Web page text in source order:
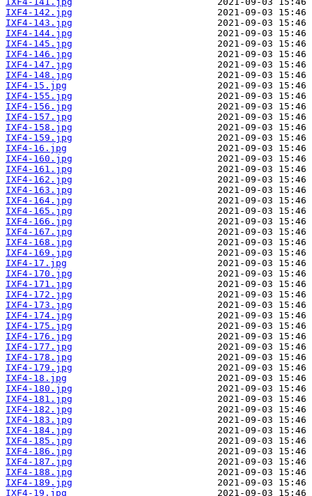
IXF4-142.jpg
IXF4-143.jpg
IXF4-144.jpg
IXF4-145.jpg
IXF4-146.jpg
IXF4-147.jpg
IXF4-148.jpg
IXF4-15.jpg
IXF4-155.jpg
IXF4-156.jpg
IXF4-157.jpg
IXF4-158.jpg
IXF4-159.jpg
IXF4-16.jpg
IXF4-160.jpg
IXF4-161.jpg
IXF4-162.jpg
IXF4-163.jpg
IXF4-164.jpg
IXF4-165.jpg
IXF4-166.jpg
IXF4-167.jpg
IXF4-168.jpg
IXF4-169.jpg
IXF4-17.jpg
IXF4-170.jpg
IXF4-171.jpg
IXF4-172.jpg
IXF4-173.jpg
IXF4-174.jpg
IXF4-175.jpg
IXF4-176.jpg
IXF4-177.jpg
IXF4-178.jpg
IXF4-179.jpg
IXF4-18.jpg
IXF4-180.jpg
IXF4-181.jpg
IXF4-182.jpg
IXF4-183.jpg
IXF4-184.jpg
IXF4-185.jpg
IXF4-186.jpg
IXF4-187.jpg
IXF4-188.jpg
IXF4-189.jpg
IXF4-19.jpg